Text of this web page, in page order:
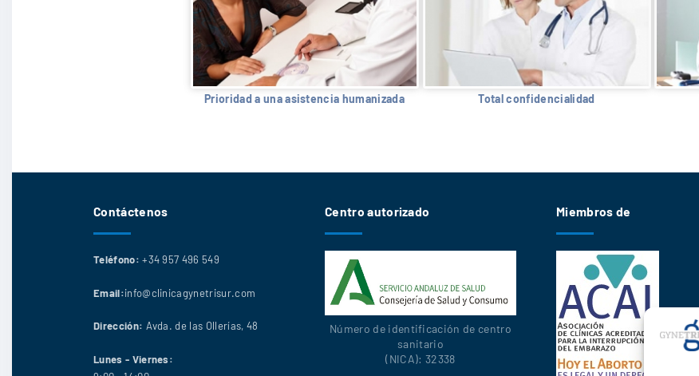
Prioridad a una asistencia humanizada Total confidencialidad
Contáctenos
Teléfono: +34 957 496 549
Email:info@clinicagynetrisur.com
Dirección: Avda. de las Ollerías, 48
Lunes - Viernes:
Centro autorizado
Número de identificación de centro
sanitario
(NICA): 32338
Miembros de